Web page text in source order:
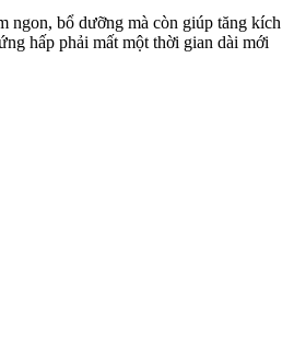
ngon, bổ dưỡng mà còn giúp tăng kích
hấp phải mất một thời gian dài mới